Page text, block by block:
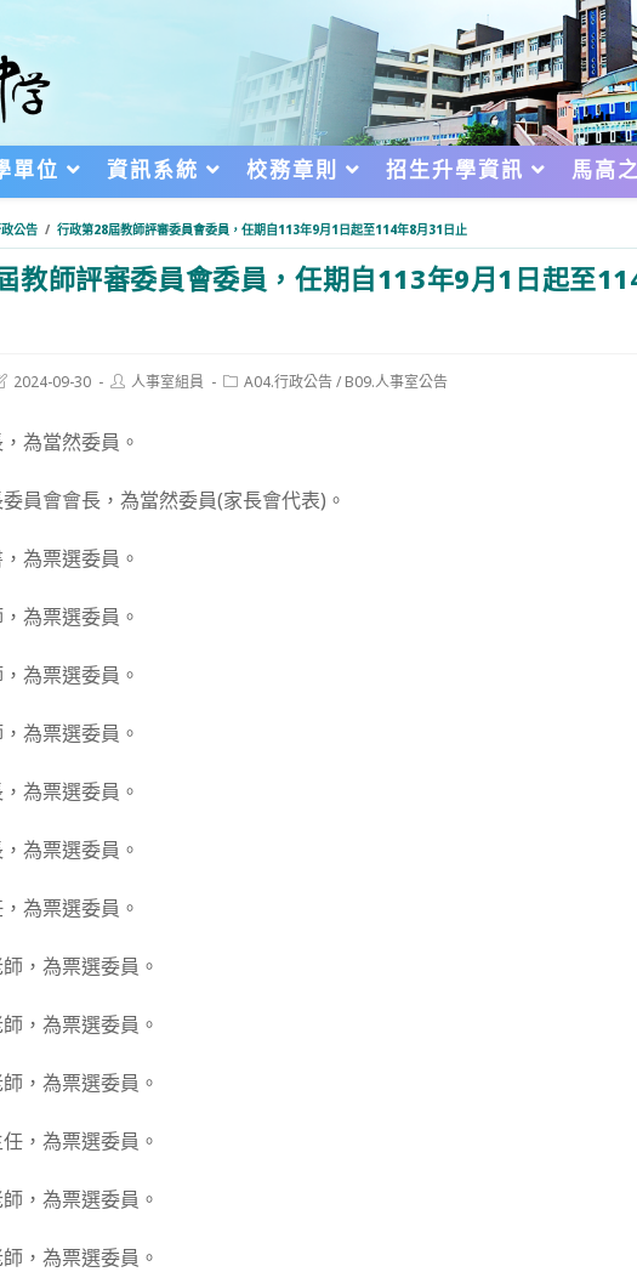
單位 資訊系統 校務章則 招生升學資訊 馬高
公告 / 行政第28屆教師評審委員會委員，任期自113年9月1日起至114年8月31日止
教師評審委員會委員，任期自113年9月1日起至
2024-09-30
Post人事室組員
PostA04.行政公告/ B09.人事室公告
為當然委員。
員會會長，為當然委員(家長會代表)。
為票選委員。
為票選委員。
為票選委員。
為票選委員。
為票選委員。
為票選委員。
為票選委員。
，為票選委員。
，為票選委員。
，為票選委員。
，為票選委員。
，為票選委員。
，為票選委員。